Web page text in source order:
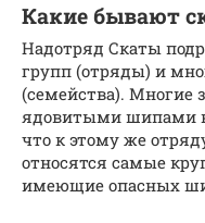
Какие бывают
Надотряд Скаты
групп (отряды) и
(семейства). Многие
ядовитыми шипами
что к этому же
относятся самые
имеющие опасных